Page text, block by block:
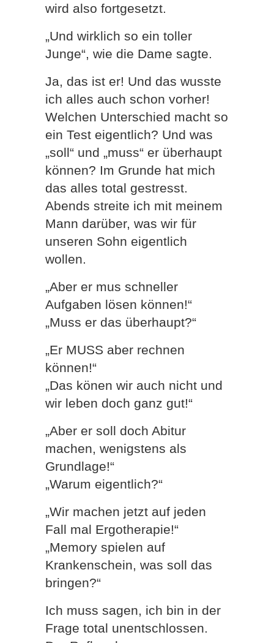
wird also fortgesetzt.
„Und wirklich so ein toller
Junge“, wie die Dame sagte.
Ja, das ist er! Und das wusste
ich alles auch schon vorher!
Welchen Unterschied macht so
ein Test eigentlich? Und was
„soll“ und „muss“ er überhaupt
können? Im Grunde hat mich
das alles total gestresst.
Abends streite ich mit meinem
Mann darüber, was wir für
unseren Sohn eigentlich
wollen.
„Aber er mus schneller
Aufgaben lösen können!“
„Muss er das überhaupt?“
„Er MUSS aber rechnen
können!“
„Das könen wir auch nicht und
wir leben doch ganz gut!“
„Aber er soll doch Abitur
machen, wenigstens als
Grundlage!“
„Warum eigentlich?“
„Wir machen jetzt auf jeden
Fall mal Ergotherapie!“
„Memory spielen auf
Krankenschein, was soll das
bringen?“
Ich muss sagen, ich bin in der
Frage total unentschlossen.